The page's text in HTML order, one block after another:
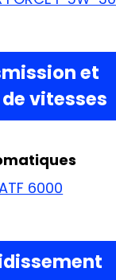
et
vitesses
6000